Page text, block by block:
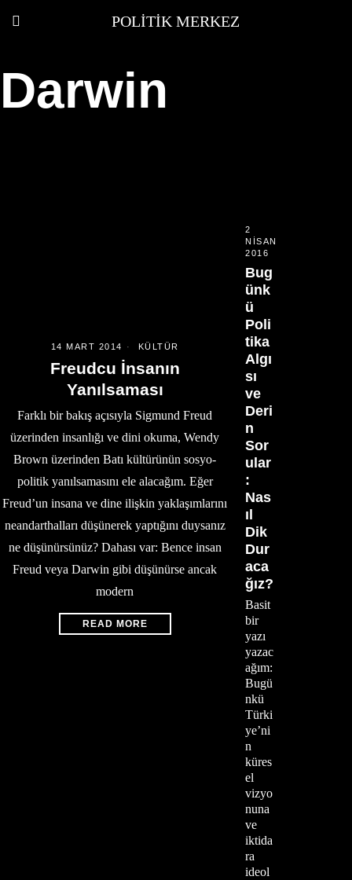
POLITIK MERKEZ
Darwin
14 MART 2014 KÜLTÜR
Freudcu İnsanın
Yanılsaması
Farklı bir bakış açısıyla Sigmund Freud
üzerinden insanlığı ve dini okuma, Wendy
Brown üzerinden Batı kültürünün sosyo-
politik yanılsamasını ele alacağım. Eğer
Freud’un insana ve dine ilişkin yaklaşımlarını
neandarthalları düşünerek yaptığını duysanız
ne düşünürsünüz? Dahası var: Bence insan
Freud veya Darwin gibi düşünürse ancak
modern
READ MORE
2
NISAN
2016
Bug
ünk
ü
Poli
tika
Algı
sı
ve
Deri
n
Sor
ular
:
Nas
ıl
Dik
Dur
aca
ğız?
Basit
bir
yazı
yazac
ağım:
Bugü
nkü
Türki
ye’ni
n
küres
el
vizyo
nuna
ve
iktida
ra
ideol